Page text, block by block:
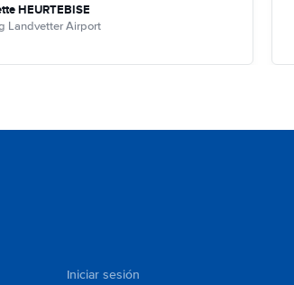
HEURTEBISE
Landvetter Airport
Iniciar sesión